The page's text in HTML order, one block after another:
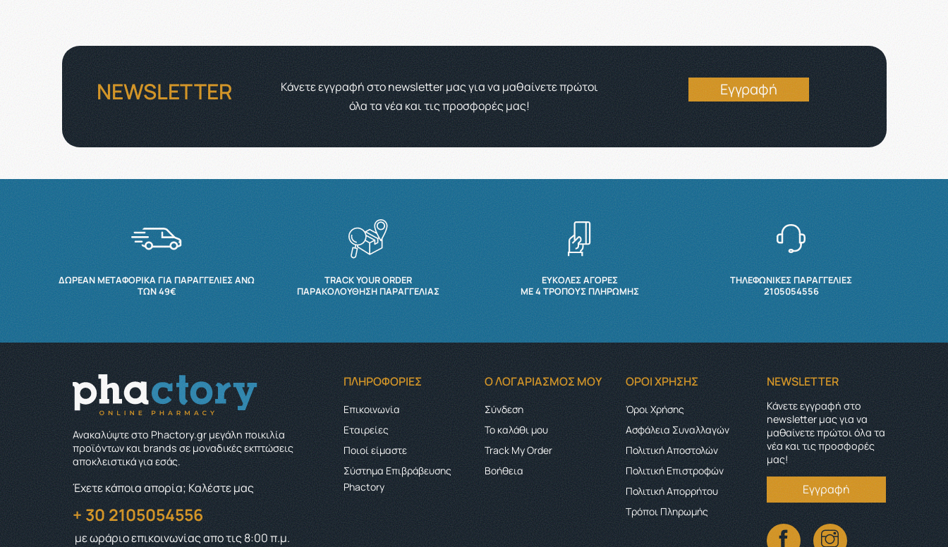
NEWSLETTER
Κάνετε εγγραφή στο newsletter μας για να μαθαίνετε πρώτοι
όλα τα νέα και τις προσφορές μας!
Εγγραφή
ΔΩΡΕΆΝ ΜΕΤΑΦΟΡΙΚΆ ΓΙΑ ΠΑΡΑΓΓΕΛΊΕΣ ΆΝΩ
ΤΩΝ 49€
TRACK YOUR ORDER
ΠΑΡΑΚΟΛΟΎΘΗΣΗ ΠΑΡΑΓΓΕΛΊΑΣ
ΕΥΚΟΛΕΣ ΑΓΟΡΕΣ
ΜΕ 4 ΤΡΌΠΟΥΣ ΠΛΗΡΩΜΉΣ
ΤΗΛΕΦΩΝΙΚΕΣ ΠΑΡΑΓΓΕΛΙΕΣ
2105054556
Ανακαλύψτε στο Phactory.gr μεγάλη ποικιλία
προϊόντων και brands σε μοναδικές εκπτώσεις
αποκλειστικά για εσάς.
Έχετε κάποια απορία; Καλέστε μας
+ 30 2105054556
με ωράριο επικοινωνίαςαπο τις 8:00 π.μ.
ΠΛΗΡΟΦΟΡΊΕΣ
Επικοινωνία
Εταιρείες
Ποιοί είμαστε
Σύστημα Επιβράβευσης
Phactory
Ο ΛΟΓΑΡΙΑΣΜΌΣ ΜΟΥ
Σύνδεση
Το καλάθι μου
Track My Order
Boήθεια
ΌΡΟΙ ΧΡΉΣΗΣ
Όροι Χρήσης
Ασφάλεια Συναλλαγών
Πολιτική Αποστολών
Πολιτική Επιστροφών
Πολιτική Απορρήτου
Τρόποι Πληρωμής
NEWSLETTER
Κάνετε εγγραφή στο
newsletter μας για να
μαθαίνετε πρώτοι όλα τα
νέα και τις προσφορές
μας!
Εγγραφή